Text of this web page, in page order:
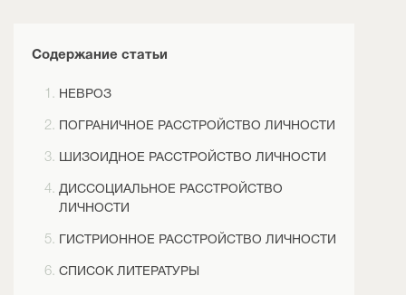
Содержание статьи
НЕВРОЗ
ПОГРАНИЧНОЕ РАССТРОЙСТВО ЛИЧНОСТИ
ШИЗОИДНОЕ РАССТРОЙСТВО ЛИЧНОСТИ
ДИССОЦИАЛЬНОЕ РАССТРОЙСТВО
ЛИЧНОСТИ
ГИСТРИОННОЕ РАССТРОЙСТВО ЛИЧНОСТИ
СПИСОК ЛИТЕРАТУРЫ